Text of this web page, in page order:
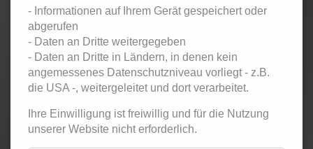
Eintritt 5 Euro inkl. einem Freigetränk
Zurück
< März 2025 April 2025
Mai 2025 >
Montag Dienstag Mittwoch Donnerstag Freitag Samstag
Twen-Club -
- Informationen auf Ihrem Gerät gespeichert oder
abgerufen
- Daten an Dritte weitergegeben
- Daten an Dritte in Ländern, in denen kein
angemessenes Datenschutzniveau vorliegt - z.B.
die USA -, weitergeleitet und dort verarbeitet.
Ihre Einwilligung ist freiwillig und für die Nutzung
unserer Website nicht erforderlich.